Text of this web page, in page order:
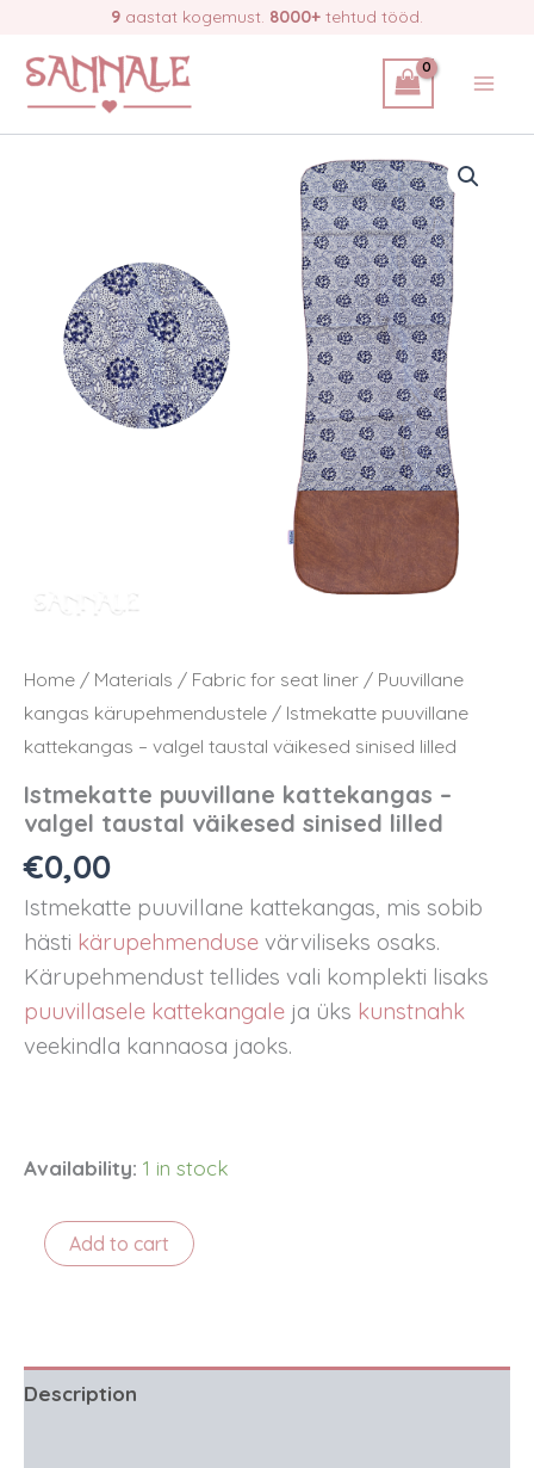
content
9 aastat kogemust. 8000+ tehtud tööd.
Home / Materials / Fabric for seat liner / Puuvillane
kangas kärupehmendustele / Istmekatte puuvillane
kattekangas – valgel taustal väikesed sinised lilled
Istmekatte puuvillane kattekangas –
valgel taustal väikesed sinised lilled
€0,00
Istmekatte puuvillane kattekangas, mis sobib
hästi kärupehmenduse värviliseks osaks.
Kärupehmendust tellides vali komplekti lisaks
puuvillasele kattekangale ja üks kunstnahk
veekindla kannaosa jaoks.
Availability: 1 in stock
Istmekatte
puuvillane
väikesed
sinised
Add to cart
Description
kattekangas
valgel
taustal
sinised